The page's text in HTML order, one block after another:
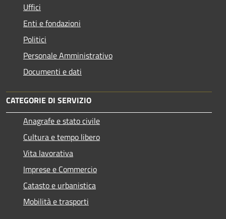
Uffici
Enti e fondazioni
Politici
Personale Amministrativo
Documenti e dati
CATEGORIE DI SERVIZIO
Anagrafe e stato civile
Cultura e tempo libero
Vita lavorativa
Imprese e Commercio
Catasto e urbanistica
Mobilità e trasporti